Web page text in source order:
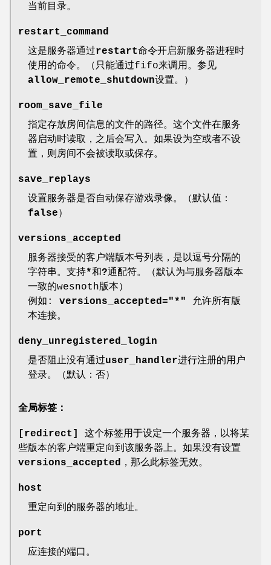
当前目录。
restart_command
这是服务器通过restart命令开启新服务器进程时
使用的命令。（只能通过fifo来调用。参见
allow_remote_shutdown设置。）
room_save_file
指定存放房间信息的文件的路径。这个文件在服务
器启动时读取，之后会写入。如果设为空或者不设
置，则房间不会被读取或保存。
save_replays
设置服务器是否自动保存游戏录像。（默认值：
false）
versions_accepted
服务器接受的客户端版本号列表，是以逗号分隔的
字符串。支持*和?通配符。（默认为与服务器版本
一致的wesnoth版本）
例如: versions_accepted="*"
允许所有版
本连接。
deny_unregistered_login
是否阻止没有通过user_handler进行注册的用户
登录。（默认：否）
全局标签：
[redirect]
这个标签用于设定一个服务器，以将某
些版本的客户端重定向到该服务器上。如果没有设置
versions_accepted ，那么此标签无效。
host
重定向到的服务器的地址。
port
应连接的端口。